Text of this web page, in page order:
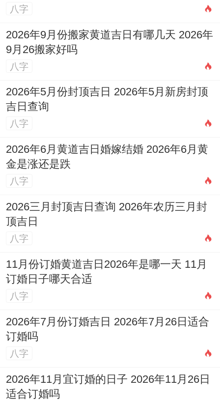
虑，这样选出来的日子才是对你最有利的。
有一点要不相同提醒;2026年3月29日（农历
二月十一）这天老黄历上标注了「月忌日、
大事勿用」， 而且是「杨公忌日,诸事不
宜」、 由此可以看出在这一天最佳避开随便
一个重要的开业或庆典活动！
挑个好日子开张，就像是种下一颗充斥希望
的种子；选对了土壤与时节,以后的成长自然
会更加顺利.它不只是是一个仪式，更是给自
己与团队一个主动的心理暗示、一份美好的
期许，这份对传统的尊重与对细节的关注，
往往能位咱们的事业带来意想不到的好运与
顺畅的开端。
进而在忙碌筹备各种开业事务的多花点心思
选个黄道吉日 绝对是值得的！希望你在
2026年3月里选到心仪的好日子，开业大吉,
生意兴隆！你有什么想法？
八字
2026年9月份搬家黄道吉日有哪几天 2026年
9月26搬家好吗
八字
2026年5月份封顶吉日 2026年5月新房封顶
吉日查询
八字
2026年6月黄道吉日婚嫁结婚 2026年6月黄
金是涨还是跌
八字
2026三月封顶吉日查询 2026年农历三月封
顶吉日
八字
11月份订婚黄道吉日2026年是哪一天 11月
订婚日子哪天合适
八字
2026年7月份订婚吉日 2026年7月26日适合
订婚吗
八字
2026年11月宜订婚的日子 2026年11月26日
适合订婚吗